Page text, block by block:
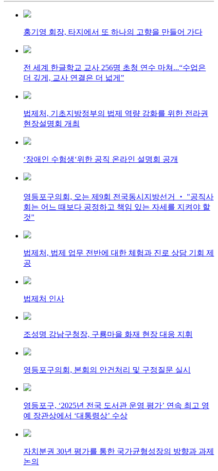
홍기영 회장, 타지에서 또 하나의 고향을 만들어 가다
전 세계 한글학교 교사 256명 초청 연수 마쳐...“수업은
더 깊게, 교사 연결은 더 넓게”
법제처, 기초지방정부의 법제 역량 강화를 위한 전라권
현장설명회 개최
‘장애인 수험생‘위한 공직 온라인 설명회 공개
영등포구의회, 오는 제9회 전국동시지방선거 ‧ "공직사
회는 어느 때보다 공정하고 책임 있는 자세를 지켜야 할
것"
법제처, 법제 업무 전반에 대한 체험과 진로 상담 기회 제
공
법제처 인사
조성명 강남구청장, 구룡마을 화재 현장 대응 지휘
영등포구의회, 본회의 안건처리 및 구정질문 실시
영등포구, ‘2025년 전국 도서관 운영 평가’ 연속 최고 영
예 장관상에서 ‘대통령상’ 수상
자치분권 30년 평가를 통한 국가균형성장의 방향과 과제
논의